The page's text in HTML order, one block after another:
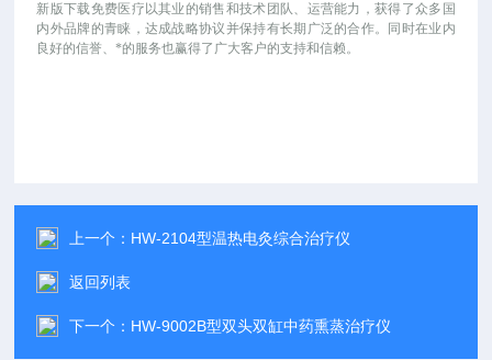
新版下载免费医疗以其业的销售和技术团队、运营能力，获得了众多国
内外品牌的青睐，达成战略协议并保持有长期广泛的合作。同时在业内
良好的信誉、*的服务也赢得了广大客户的支持和信赖。
上一个： HW-2104型温热电灸综合治疗仪
返回列表
下一个： HW-9002B型双头双缸中药熏蒸治疗仪